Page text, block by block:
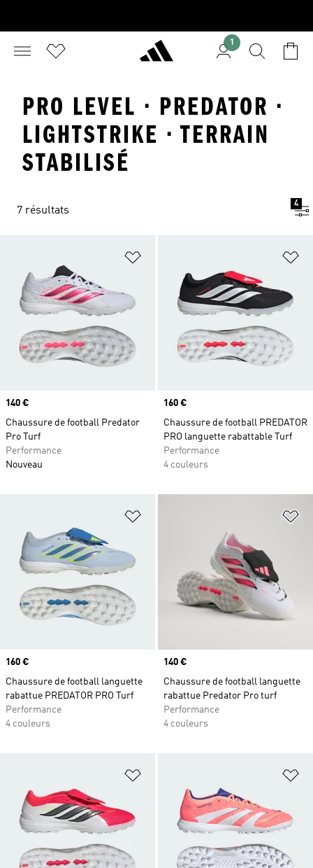
1
PRO LEVEL · PREDATOR ·
LIGHTSTRIKE · TERRAIN
STABILISÉ
7 résultats
4
Ajouter à la Liste de produits
Prix
140 €
Chaussure de football Predator
Pro Turf
Performance
Nouveau
Prix
160 €
Chaussure de football PREDATOR
PRO languette rabattable Turf
Performance
4 couleurs
Ajouter à la Liste de produits
Prix
160 €
Chaussure de football languette
rabattue PREDATOR PRO Turf
Performance
4 couleurs
Prix
140 €
Chaussure de football languette
rabattue Predator Pro turf
Performance
4 couleurs
Ajouter à la Liste de produits